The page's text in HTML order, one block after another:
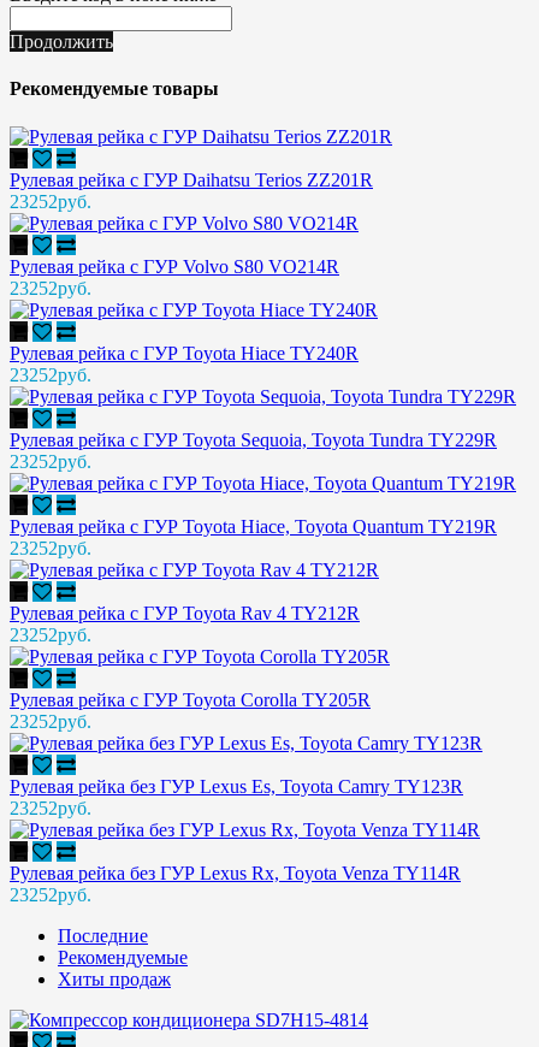
Продолжить
Рекомендуемые товары
Рулевая рейка с ГУР Daihatsu Terios ZZ201R
23252руб.
Рулевая рейка с ГУР Volvo S80 VO214R
23252руб.
Рулевая рейка с ГУР Toyota Hiace TY240R
23252руб.
Рулевая рейка с ГУР Toyota Sequoia, Toyota Tundra TY229R
23252руб.
Рулевая рейка с ГУР Toyota Hiace, Toyota Quantum TY219R
23252руб.
Рулевая рейка с ГУР Toyota Rav 4 TY212R
23252руб.
Рулевая рейка с ГУР Toyota Corolla TY205R
23252руб.
Рулевая рейка без ГУР Lexus Es, Toyota Camry TY123R
23252руб.
Рулевая рейка без ГУР Lexus Rx, Toyota Venza TY114R
23252руб.
Последние
Рекомендуемые
Хиты продаж